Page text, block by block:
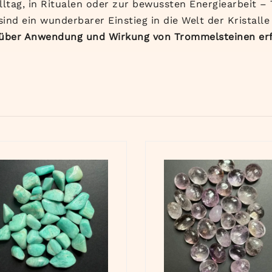
in Ritualen oder zur bewussten Energiearbeit –
ein wunderbarer Einstieg in die Welt der
Anwendung und Wirkung von Trommelsteinen